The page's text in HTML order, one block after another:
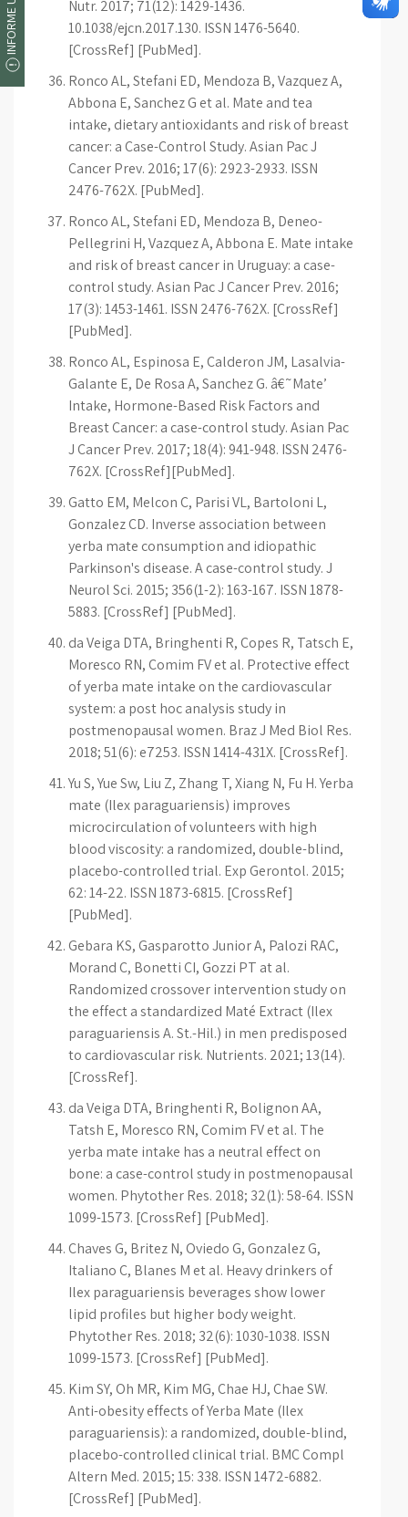
Nutr. 2017; 71(12): 1429-1436.
10.1038/ejcn.2017.130. ISSN 1476-5640.
[CrossRef] [PubMed].
Ronco AL, Stefani ED, Mendoza B, Vazquez A,
Abbona E, Sanchez G et al. Mate and tea
intake, dietary antioxidants and risk of breast
cancer: a Case-Control Study. Asian Pac J
Cancer Prev. 2016; 17(6): 2923-2933. ISSN
2476-762X. [PubMed].
Ronco AL, Stefani ED, Mendoza B, Deneo-
Pellegrini H, Vazquez A, Abbona E. Mate intake
and risk of breast cancer in Uruguay: a case-
control study. Asian Pac J Cancer Prev. 2016;
17(3): 1453-1461. ISSN 2476-762X. [CrossRef]
[PubMed].
Ronco AL, Espinosa E, Calderon JM, Lasalvia-
Galante E, De Rosa A, Sanchez G. â€˜Mate’
Intake, Hormone-Based Risk Factors and
Breast Cancer: a case-control study. Asian Pac
J Cancer Prev. 2017; 18(4): 941-948. ISSN 2476-
762X. [CrossRef][PubMed].
Gatto EM, Melcon C, Parisi VL, Bartoloni L,
Gonzalez CD. Inverse association between
yerba mate consumption and idiopathic
Parkinson's disease. A case-control study. J
Neurol Sci. 2015; 356(1-2): 163-167. ISSN 1878-
5883. [CrossRef] [PubMed].
da Veiga DTA, Bringhenti R, Copes R, Tatsch E,
Moresco RN, Comim FV et al. Protective effect
of yerba mate intake on the cardiovascular
system: a post hoc analysis study in
postmenopausal women. Braz J Med Biol Res.
2018; 51(6): e7253. ISSN 1414-431X. [CrossRef].
Yu S, Yue Sw, Liu Z, Zhang T, Xiang N, Fu H. Yerba
mate (Ilex paraguariensis) improves
microcirculation of volunteers with high
blood viscosity: a randomized, double-blind,
placebo-controlled trial. Exp Gerontol. 2015;
62: 14-22. ISSN 1873-6815. [CrossRef]
[PubMed].
Gebara KS, Gasparotto Junior A, Palozi RAC,
Morand C, Bonetti CI, Gozzi PT at al.
Randomized crossover intervention study on
the effect a standardized Maté Extract (Ilex
paraguariensis A. St.-Hil.) in men predisposed
to cardiovascular risk. Nutrients. 2021; 13(14).
[CrossRef].
da Veiga DTA, Bringhenti R, Bolignon AA,
Tatsh E, Moresco RN, Comim FV et al. The
yerba mate intake has a neutral effect on
bone: a case-control study in postmenopausal
women. Phytother Res. 2018; 32(1): 58-64. ISSN
1099-1573. [CrossRef] [PubMed].
Chaves G, Britez N, Oviedo G, Gonzalez G,
Italiano C, Blanes M et al. Heavy drinkers of
Ilex paraguariensis beverages show lower
lipid profiles but higher body weight.
Phytother Res. 2018; 32(6): 1030-1038. ISSN
1099-1573. [CrossRef] [PubMed].
Kim SY, Oh MR, Kim MG, Chae HJ, Chae SW.
Anti-obesity effects of Yerba Mate (Ilex
paraguariensis): a randomized, double-blind,
placebo-controlled clinical trial. BMC Compl
Altern Med. 2015; 15: 338. ISSN 1472-6882.
[CrossRef] [PubMed].